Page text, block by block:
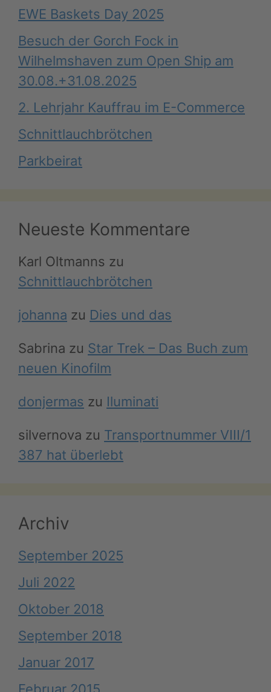
EWE Baskets Day 2025
Besuch der Gorch Fock in
Wilhelmshaven zum Open Ship am
30.08.+31.08.2025
2. Lehrjahr Kauffrau im E-Commerce
Schnittlauchbrötchen
Parkbeirat
Neueste Kommentare
Karl Oltmanns zu
Schnittlauchbrötchen
johanna zu Dies und das
Sabrina zu Star Trek – Das Buch zum
neuen Kinofilm
donjermas zu Iluminati
silvernova zu Transportnummer VIII/1
387 hat überlebt
Archiv
September 2025
Juli 2022
Oktober 2018
September 2018
Januar 2017